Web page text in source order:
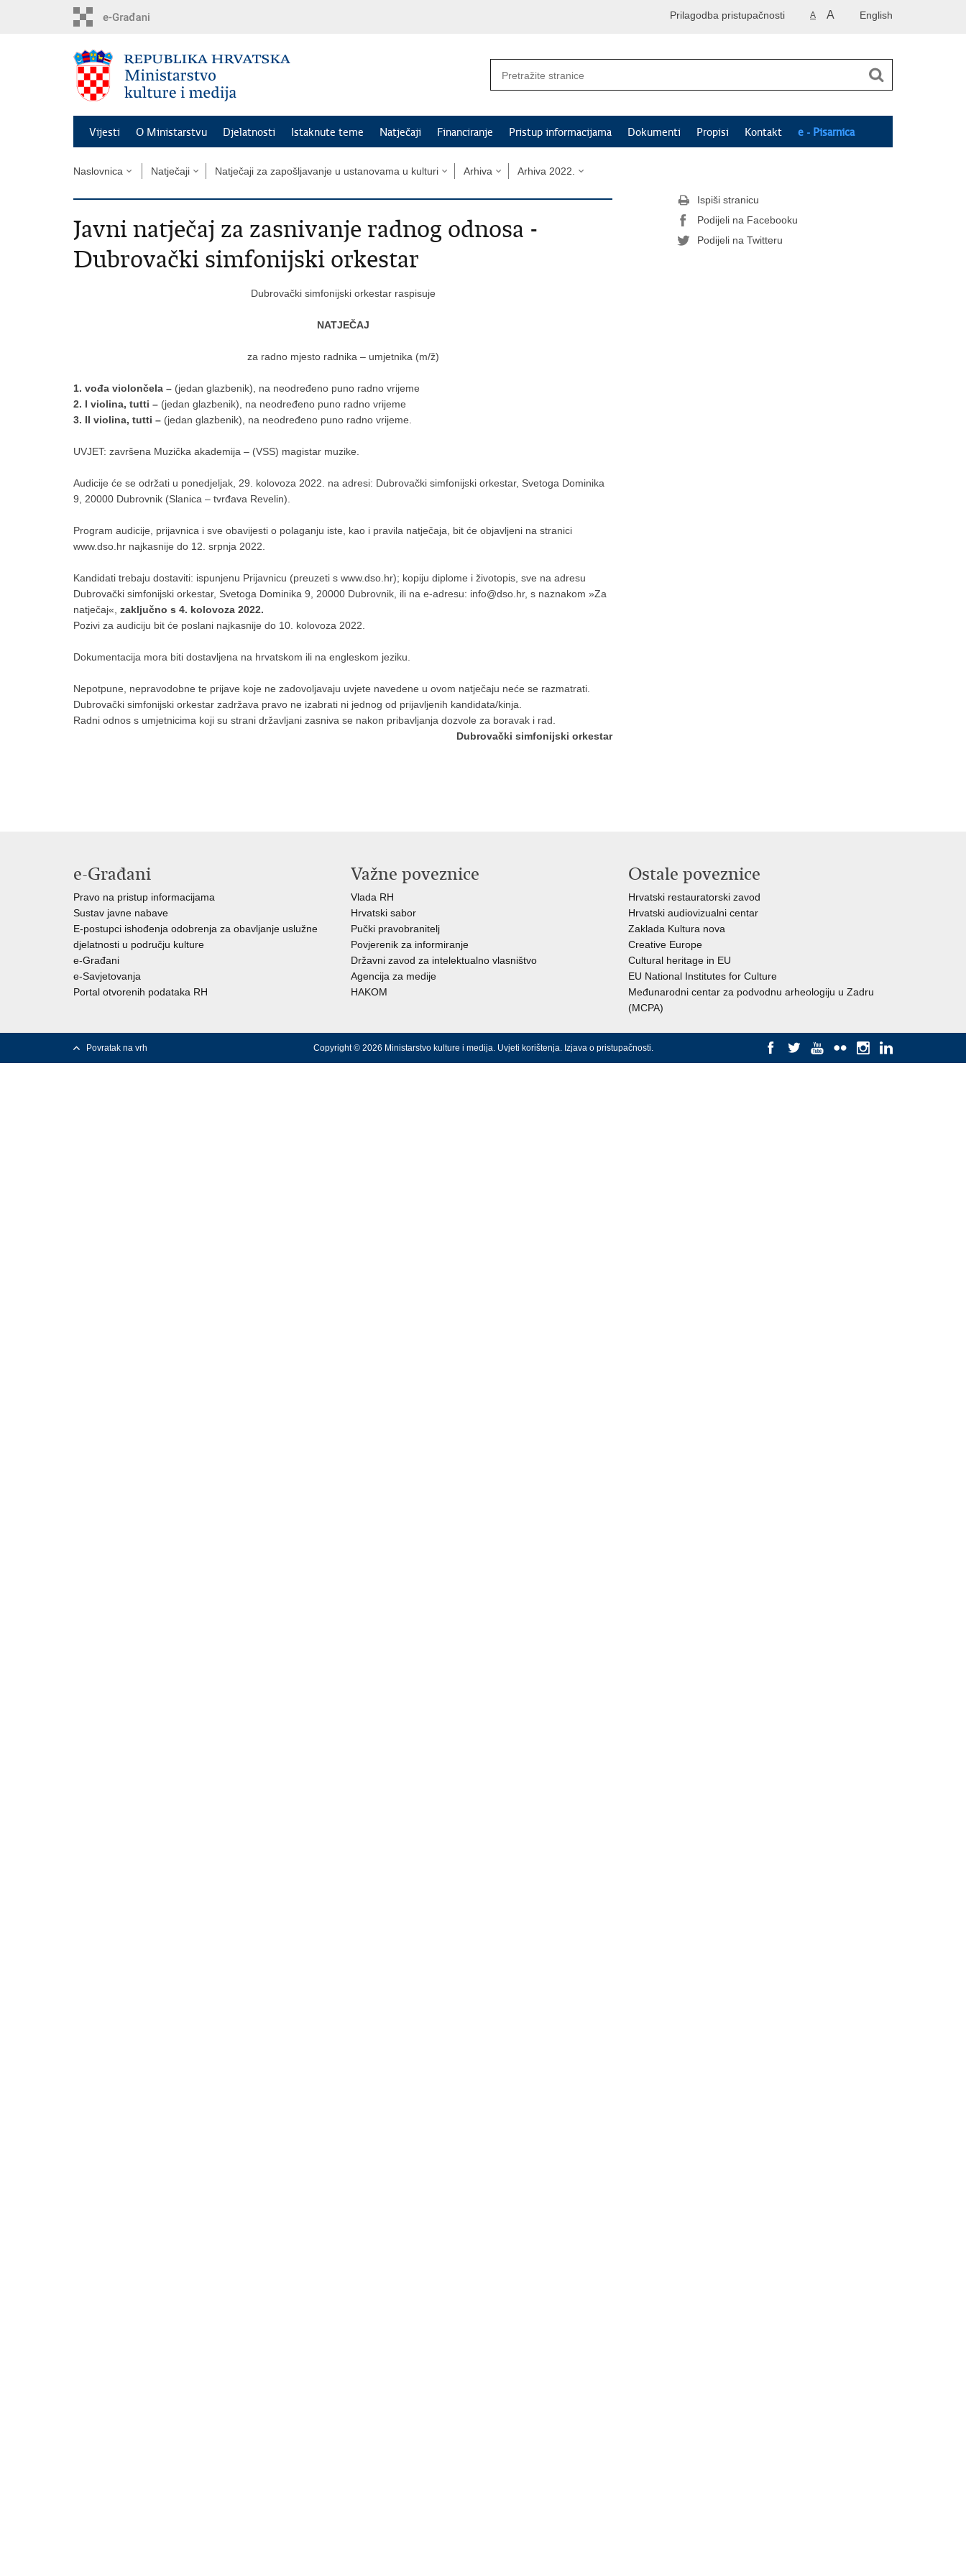
English
A A
Prilagodba pristupačnosti
Vijesti O Ministarstvu Djelatnosti Istaknute teme Natječaji Financiranje Pristup informacijama Dokumenti Propisi Kontakt e - Pisarnica
Naslovnica Natječaji Natječaji za zapošljavanje u ustanovama u kulturi Arhiva Arhiva 2022.
Javni natječaj za zasnivanje radnog odnosa -
Dubrovački simfonijski orkestar
Dubrovački simfonijski orkestar raspisuje
NATJEČAJ
za radno mjesto radnika – umjetnika (m/ž)
1. vođa violončela – (jedan glazbenik), na neodređeno puno radno vrijeme
2. I violina, tutti – (jedan glazbenik), na neodređeno puno radno vrijeme
3. II violina, tutti – (jedan glazbenik), na neodređeno puno radno vrijeme.
UVJET: završena Muzička akademija – (VSS) magistar muzike.
Audicije će se održati u ponedjeljak, 29. kolovoza 2022. na adresi: Dubrovački simfonijski orkestar, Svetoga Dominika
9, 20000 Dubrovnik (Slanica – tvrđava Revelin).
Program audicije, prijavnica i sve obavijesti o polaganju iste, kao i pravila natječaja, bit će objavljeni na stranici
www.dso.hr najkasnije do 12. srpnja 2022.
Kandidati trebaju dostaviti: ispunjenu Prijavnicu (preuzeti s www.dso.hr); kopiju diplome i životopis, sve na adresu
Dubrovački simfonijski orkestar, Svetoga Dominika 9, 20000 Dubrovnik, ili na e-adresu: info@dso.hr, s naznakom »Za
natječaj«, zaključno s 4. kolovoza 2022.
Pozivi za audiciju bit će poslani najkasnije do 10. kolovoza 2022.
Dokumentacija mora biti dostavljena na hrvatskom ili na engleskom jeziku.
Nepotpune, nepravodobne te prijave koje ne zadovoljavaju uvjete navedene u ovom natječaju neće se razmatrati.
Dubrovački simfonijski orkestar zadržava pravo ne izabrati ni jednog od prijavljenih kandidata/kinja.
Radni odnos s umjetnicima koji su strani državljani zasniva se nakon pribavljanja dozvole za boravak i rad.
Dubrovački simfonijski orkestar
Ispiši stranicu
Podijeli na Facebooku
Podijeli na Twitteru
e-Građani
Pravo na pristup informacijama
Sustav javne nabave
E-postupci ishođenja odobrenja za obavljanje uslužne
djelatnosti u području kulture
e-Građani
e-Savjetovanja
Portal otvorenih podataka RH
Važne poveznice
Vlada RH
Hrvatski sabor
Pučki pravobranitelj
Povjerenik za informiranje
Državni zavod za intelektualno vlasništvo
Agencija za medije
HAKOM
Ostale poveznice
Hrvatski restauratorski zavod
Hrvatski audiovizualni centar
Zaklada Kultura nova
Creative Europe
Cultural heritage in EU
EU National Institutes for Culture
Međunarodni centar za podvodnu arheologiju u Zadru
(MCPA)
Povratak na vrh Copyright © 2026 Ministarstvo kulture i medija. Uvjeti korištenja. Izjava o pristupačnosti.